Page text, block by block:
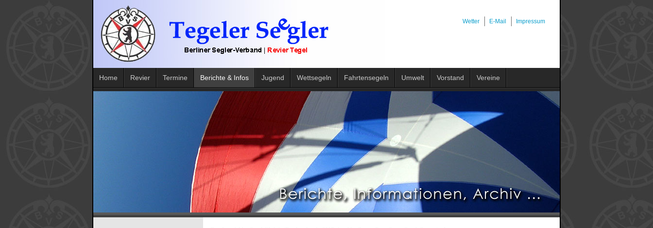
Wetter E-Mail Impressum
Home Revier Termine Berichte & Infos Jugend Wettsegeln Fahrtensegeln Umwelt Vorstand Vereine